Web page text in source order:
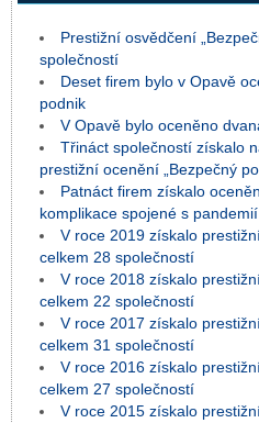
Prestižní osvědčení
společností
Deset firem bylo v Opavě
podnik
V Opavě bylo oceněno
Třináct společností získalo
prestižní ocenění „Bezpečný
Patnáct firem získalo
komplikace spojené s
V roce 2019 získalo
celkem 28 společností
V roce 2018 získalo
celkem 22 společností
V roce 2017 získalo
celkem 31 společností
V roce 2016 získalo
celkem 27 společností
V roce 2015 získalo